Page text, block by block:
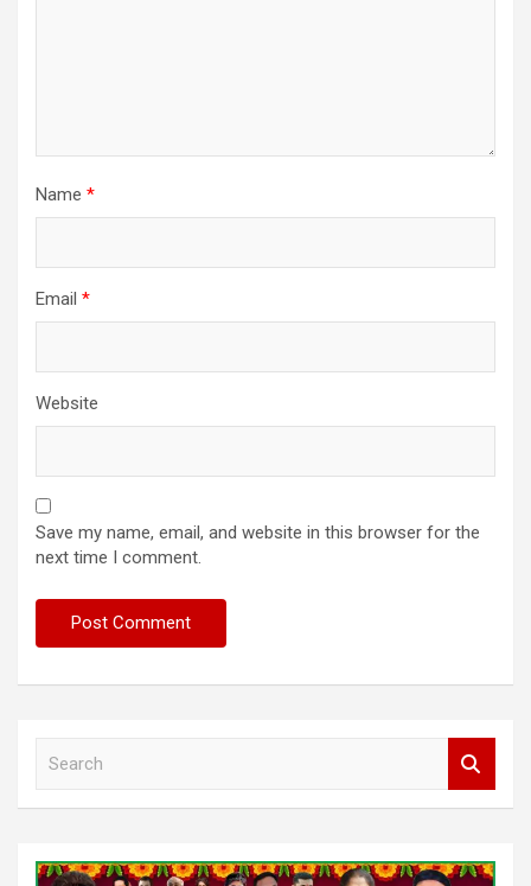
Name *
Email *
Website
Save my name, email, and website in this browser for the
next time I comment.
h